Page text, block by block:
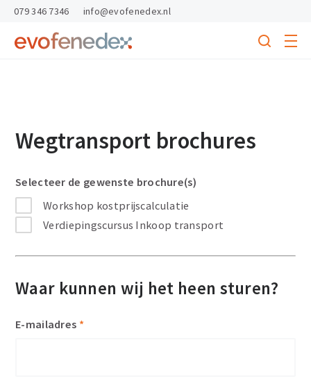
skipToContent
skipToFooter
Return
Search
menu
079 346 7346 info@evofenedex.nl
Wegtransport brochures
Selecteer de gewenste brochure(s)
Workshop kostprijscalculatie
Verdiepingscursus Inkoop transport
Waar kunnen wij het heen sturen?
E-mailadres *